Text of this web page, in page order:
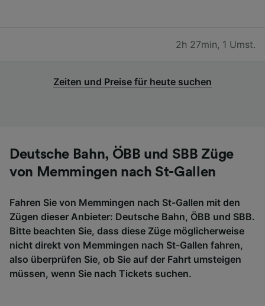
2h 27min, 1 Umst.
Zeiten und Preise für heute suchen
Deutsche Bahn, ÖBB und SBB Züge
von Memmingen nach St-Gallen
Fahren Sie von Memmingen nach St-Gallen mit den
Zügen dieser Anbieter: Deutsche Bahn, ÖBB und SBB.
Bitte beachten Sie, dass diese Züge möglicherweise
nicht direkt von Memmingen nach St-Gallen fahren,
also überprüfen Sie, ob Sie auf der Fahrt umsteigen
müssen, wenn Sie nach Tickets suchen.